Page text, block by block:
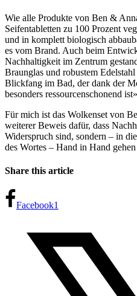
Wie alle Produkte von Ben &
Seifentabletten zu 100 Prozent
und in komplett biologisch
es vom Brand. Auch beim
Nachhaltigkeit im Zentrum
Braunglas und robustem
Blickfang im Bad, der dank der
besonders ressourcenschonend
Für mich ist das Wolkenset von
weiterer Beweis dafür, dass
Widerspruch sind, sondern – in
des Wortes – Hand in Hand
Share this article
Facebook1